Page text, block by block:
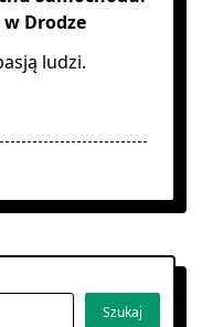
Drodze
ludzi.
Szukaj